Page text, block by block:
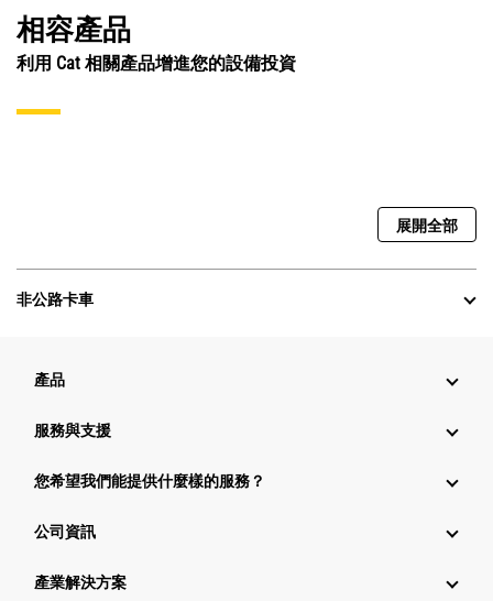
相容產品
利用 Cat 相關產品增進您的設備投資
展開全部
非公路卡車
產品
服務與支援
您希望我們能提供什麼樣的服務？
公司資訊
產業解決方案